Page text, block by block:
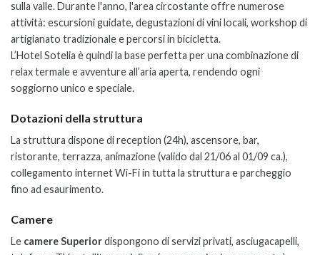
sulla valle.Durante l'anno, l'area circostante offre numerose
attività: escursioni guidate, degustazioni di vini locali, workshop di
artigianato tradizionale e percorsi in bicicletta.
L’Hotel Sotelia è quindi la base perfetta per una combinazione di
relax termale e avventure all’aria aperta, rendendo ogni
soggiorno unico e speciale.
Dotazioni della struttura
La struttura dispone di reception (24h), ascensore, bar,
ristorante, terrazza, animazione (valido dal 21/06 al 01/09 ca.),
collegamento internet Wi-Fi in tutta la struttura e parcheggio
fino ad esaurimento.
Camere
Le camere Superiordispongono di servizi privati, asciugacapelli,